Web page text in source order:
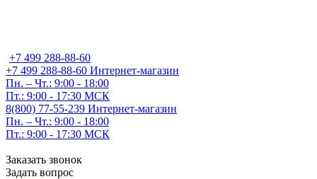
+7 499 288-88-60
+7 499 288-88-60 Интернет-магазин
Пн. – Чт.: 9:00 - 18:00
Пт.: 9:00 - 17:30 МСК
8(800) 77-55-239 Интернет-магазин
Пн. – Чт.: 9:00 - 18:00
Пт.: 9:00 - 17:30 МСК
Заказать звонок
Задать вопрос